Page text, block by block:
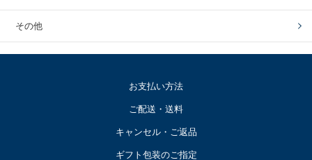
その他
お支払い方法
ご配送・送料
キャンセル・ご返品
ギフト包装のご指定